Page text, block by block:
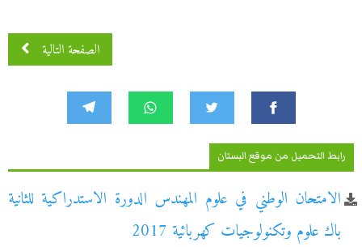
الصفحة التالية
رابط التحميل من موقع البستان
الامتحان الوطني في علوم المهندس الدورة الاستدراكية للثانية
باك علوم وتكنولوجيات كهربائية 2017